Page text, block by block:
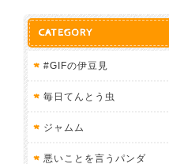
CATEGORY
#GIFの伊豆見
毎日てんとう虫
ジャムム
悪いことを言うパンダ